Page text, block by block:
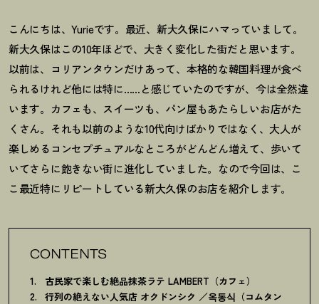
こんにちは、Yurieです。最近、新大久保にハマっていまして。
新大久保はこの10年ほどで、大きく変化した街だと思います。
以前は、コリアンタウンだけあって、本格的な韓国料理が食べ
られるけれど他には特に……と感じていたのですが、今は全然違
います。カフェも、スイーツも、パン屋もあたらしいお店がた
くさん。それも以前のような10代向けばかりではなく、大人が
楽しめるコンセプチュアルなところがどんどん増えて、歩いて
いてさらに飽きない街に進化していました。なので今回は、こ
こ最近特にリピートしている新大久保のお店を紹介します。
CONTENTS
古民家で楽しむ絶品抹茶ラテ LAMBERT（カフェ）
行列の絶えない人気店 オクドンシク ／옥동식（コムタン